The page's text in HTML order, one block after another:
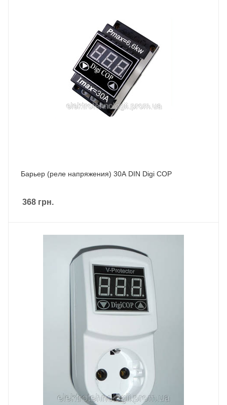
Барьер (реле напряжения) 30А DIN Digi COP
368 грн.